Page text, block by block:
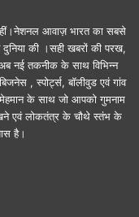
आवाज़ भारत का सबसे
दुनिया की ।सही खबरों की परख,
अब नई तकनीक के साथ विभिन्न
, स्पोर्ट्स, बॉलीवुड एवं गांव
के साथ जो आपको गुमनाम
एवं लोकतंत्र के चौथे स्तंभ के
है।